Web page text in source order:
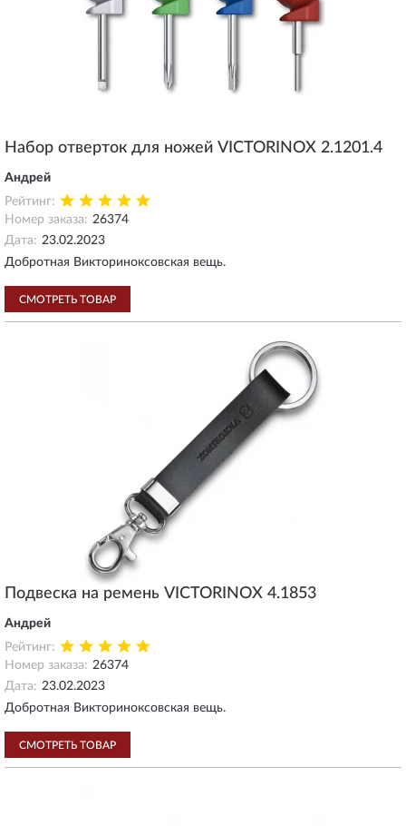
Набор отверток для ножей VICTORINOX 2.1201.4
Андрей
Рейтинг:
Номер заказа: 26374
Дата: 23.02.2023
Добротная Викториноксовская вещь.
СМОТРЕТЬ ТОВАР
Подвеска на ремень VICTORINOX 4.1853
Андрей
Рейтинг:
Номер заказа: 26374
Дата: 23.02.2023
Добротная Викториноксовская вещь.
СМОТРЕТЬ ТОВАР